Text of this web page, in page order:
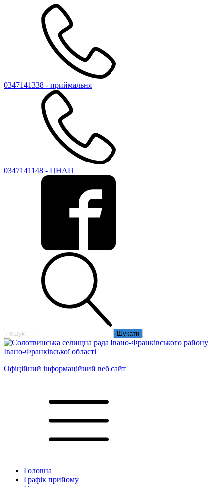
0347141338 - приймальня
0347141148 - ЦНАП
Пошук:
Офіційний інформаційний веб сайт
Головна
Графік прийому